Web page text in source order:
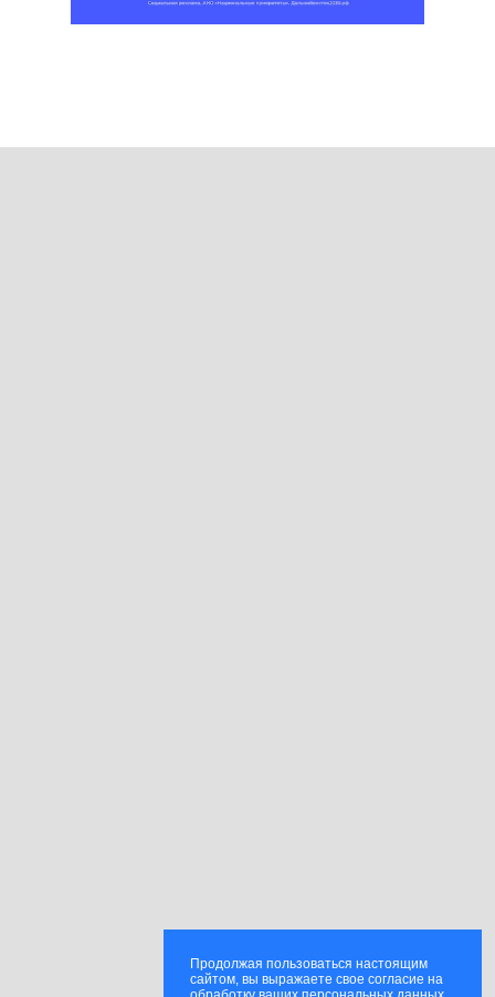
Продолжая пользоваться настоящим
сайтом, вы выражаете свое согласие на